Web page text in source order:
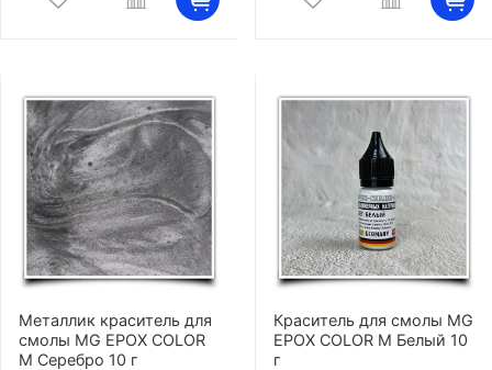
Металлик краситель для
смолы MG EPOX COLOR
M Серебро 10 г
Краситель для смолы MG
EPOX COLOR M Белый 10
г